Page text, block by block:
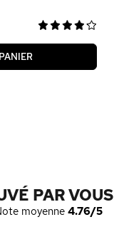
PAR VOUS
moyenne4.76/5